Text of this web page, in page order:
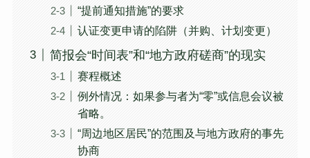
“提前通知措施”的要求
认证变更申请的陷阱（并购、计划变更）
简报会“时间表”和“地方政府磋商”的现实
赛程概述
例外情况：如果参与者为“零”或信息会议被
省略。
“周边地区居民”的范围及与地方政府的事先
协商